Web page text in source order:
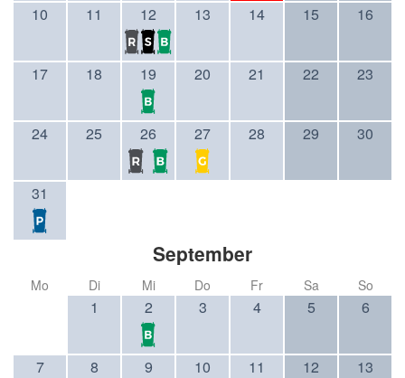
10 11 12 13 14 15 16
17 18 19 20 21 22 23
24 25 26 27 28 29 30
31
September
Mo Di Mi Do Fr Sa So
1 2 3 4 5 6
7 8 9 10 11 12 13